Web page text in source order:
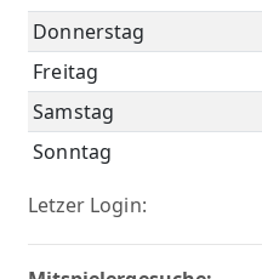
Donnerstag
Freitag
Samstag
Sonntag
Letzer Login: